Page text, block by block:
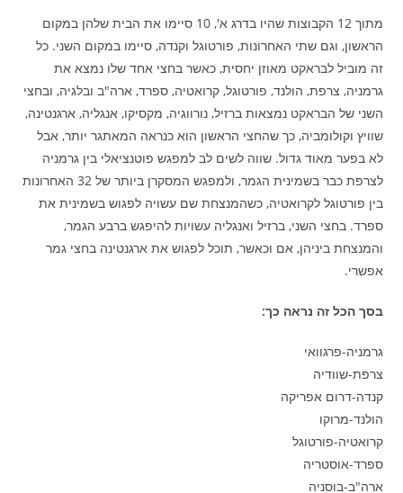
מתוך 12 הקבוצות שהיו בדרג א', 10 סיימו את הבית שלהן במקום
הראשון, וגם שתי האחרונות, פורטוגל וקנדה, סיימו במקום השני. כל
זה מוביל לבראקט מאוזן יחסית, כאשר בחצי אחד שלו נמצא את
גרמניה, צרפת, הולנד, פורטוגל, קרואטיה, ספרד, ארה"ב ובלגיה, ובחצי
השני של הבראקט נמצאות ברזיל, נורווגיה, מקסיקו, אנגליה, ארגנטינה,
שוויץ וקולומביה, כך שהחצי הראשון הוא כנראה המאתגר יותר, אבל
לא בפער מאוד גדול. שווה לשים לב למפגש פוטנציאלי בין גרמניה
לצרפת כבר בשמינית הגמר, ולמפגש המסקרן ביותר של 32 האחרונות
בין פורטוגל לקרואטיה, כשהמנצחת שם עשויה לפגוש בשמינית את
ספרד. בחצי השני, ברזיל ואנגליה עשויות להיפגש ברבע הגמר,
והמנצחת ביניהן, אם וכאשר, תוכל לפגוש את ארגנטינה בחצי גמר
אפשרי.
בסך הכל זה נראה כך:
גרמניה-פרגוואי
צרפת-שוודיה
קנדה-דרום אפריקה
הולנד-מרוקו
קרואטיה-פורטוגל
ספרד-אוסטריה
ארה"ב-בוסניה